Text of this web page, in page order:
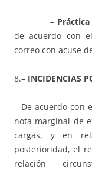
–
de acuerdo con
correo con acuse
8.– INCIDENCIAS
– De acuerdo con
nota marginal de
cargas, y en
posterioridad, el
relación